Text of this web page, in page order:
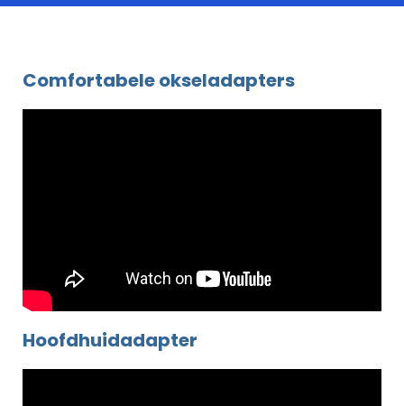
Comfortabele okseladapters
Hoofdhuidadapter